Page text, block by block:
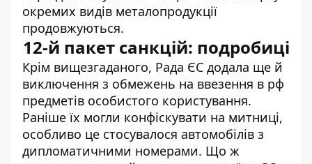
окремих видів металопродукції
продовжуються.
12-й пакет санкцій: подробиці
Крім вищезгаданого, Рада ЄС додала ще й
виключення з обмежень на ввезення в рф
предметів особистого користування.
Раніше їх могли конфіскувати на митниці,
особливо це стосувалося автомобілів з
дипломатичними номерами. Що ж